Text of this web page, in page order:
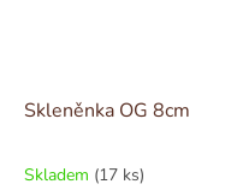
Skleněnka OG 8cm
Skladem (17 ks)